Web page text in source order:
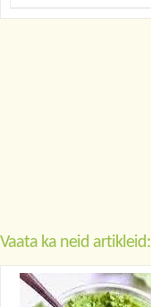
Vaata ka neid artikleid: